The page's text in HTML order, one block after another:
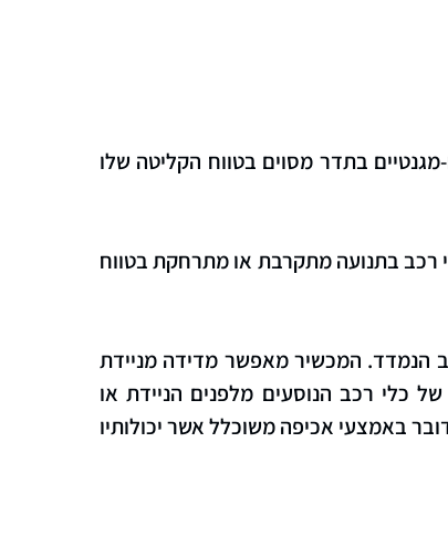
בתדר מסוים בטווח הקליטה שלו
רכב בתנועה מתקרבת או מתרחקת בטווח
הנמדד. המכשיר מאפשר מדידה מניידת
כלי רכב הנוסעים מלפנים הניידת או
באמצעי אכיפה משוכלל אשר יכולותיו